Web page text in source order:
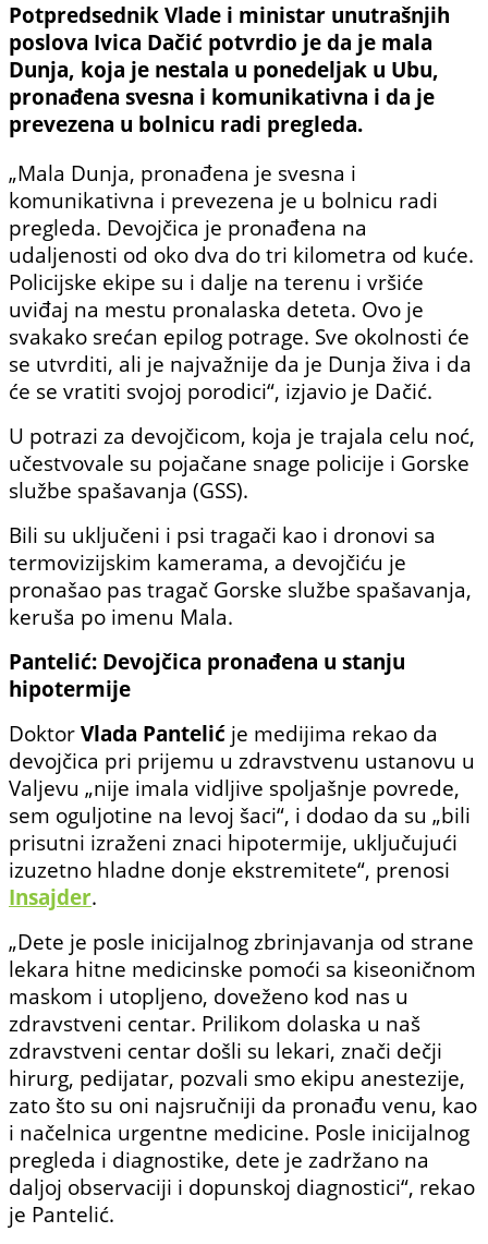
Potpredsednik Vlade i ministar unutrašnjih
poslova Ivica Dačić potvrdio je da je mala
Dunja, koja je nestala u ponedeljak u Ubu,
pronađena svesna i komunikativna i da je
prevezena u bolnicu radi pregleda.
„Mala Dunja, pronađena je svesna i
komunikativna i prevezena je u bolnicu radi
pregleda. Devojčica je pronađena na
udaljenosti od oko dva do tri kilometra od kuće.
Policijske ekipe su i dalje na terenu i vršiće
uviđaj na mestu pronalaska deteta. Ovo je
svakako srećan epilog potrage. Sve okolnosti će
se utvrditi, ali je najvažnije da je Dunja živa i da
će se vratiti svojoj porodici“, izjavio je Dačić.
U potrazi za devojčicom, koja je trajala celu noć,
učestvovale su pojačane snage policije i Gorske
službe spašavanja (GSS).
Bili su uključeni i psi tragači kao i dronovi sa
termovizijskim kamerama, a devojčiću je
pronašao pas tragač Gorske službe spašavanja,
keruša po imenu Mala.
Pantelić: Devojčica pronađena u stanju
hipotermije
Doktor Vlada Pantelić je medijima rekao da
devojčica pri prijemu u zdravstvenu ustanovu u
Valjevu „nije imala vidljive spoljašnje povrede,
sem oguljotine na levoj šaci“, i dodao da su „bili
prisutni izraženi znaci hipotermije, uključujući
izuzetno hladne donje ekstremitete“, prenosi
Insajder.
„Dete je posle inicijalnog zbrinjavanja od strane
lekara hitne medicinske pomoći sa kiseoničnom
maskom i utopljeno, doveženo kod nas u
zdravstveni centar. Prilikom dolaska u naš
zdravstveni centar došli su lekari, znači dečji
hirurg, pedijatar, pozvali smo ekipu anestezije,
zato što su oni najsručniji da pronađu venu, kao
i načelnica urgentne medicine. Posle inicijalnog
pregleda i diagnostike, dete je zadržano na
daljoj observaciji i dopunskoj diagnostici“, rekao
je Pantelić.